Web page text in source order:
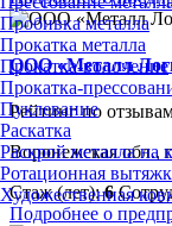
Пробивка металла
Прокатка металла
Прокатка-волочение
Прокатка-
Пуклевание
Раскатка
Раскрой металла на
Ротационная
Художественная
ООО «Металл
Рейтинг по
Воронежская обл.,
Стаж (лет):6
Подробнее о